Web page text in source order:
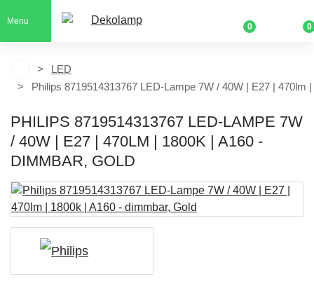
Menu
0 0
LED
Philips 8719514313767 LED-Lampe 7W / 40W | E27 | 470lm
PHILIPS 8719514313767 LED-LAMPE 7W
/ 40W | E27 | 470LM | 1800K | A160 -
DIMMBAR, GOLD